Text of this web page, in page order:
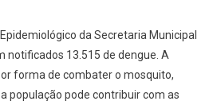
da Secretaria Municipal
notificados 13.515 de dengue. A
forma de combater o mosquito,
população pode contribuir com as